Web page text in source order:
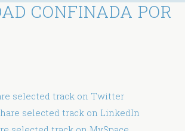
CONFINADA POR